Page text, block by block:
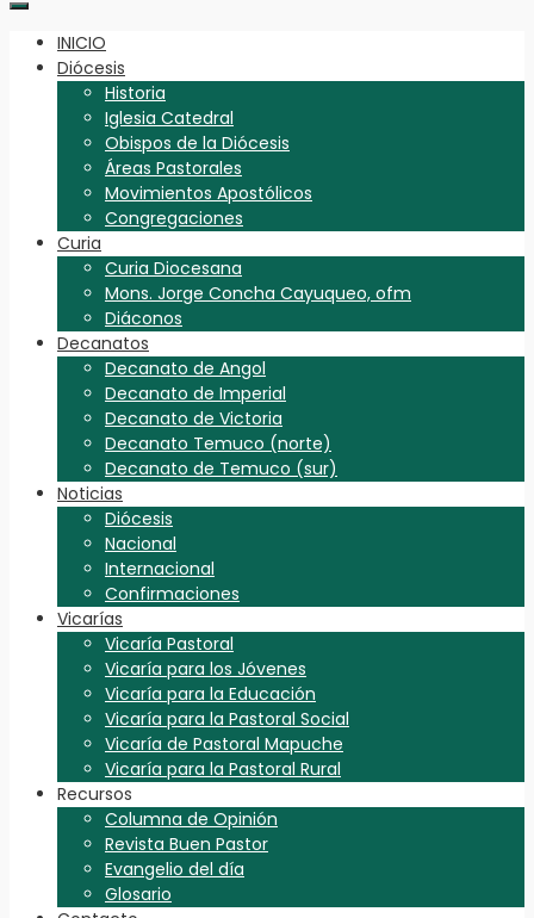
INICIO
Diócesis
Historia
Iglesia Catedral
Obispos de la Diócesis
Áreas Pastorales
Movimientos Apostólicos
Congregaciones
Curia
Curia Diocesana
Mons. Jorge Concha Cayuqueo, ofm
Diáconos
Decanatos
Decanato de Angol
Decanato de Imperial
Decanato de Victoria
Decanato Temuco (norte)
Decanato de Temuco (sur)
Noticias
Diócesis
Nacional
Internacional
Confirmaciones
Vicarías
Vicaría Pastoral
Vicaría para los Jóvenes
Vicaría para la Educación
Vicaría para la Pastoral Social
Vicaría de Pastoral Mapuche
Vicaría para la Pastoral Rural
Recursos
Columna de Opinión
Revista Buen Pastor
Evangelio del día
Glosario